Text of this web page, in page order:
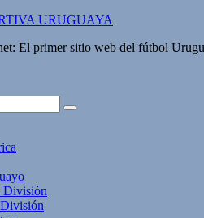
URUGUAYA
El primer sitio web del fútbol
División